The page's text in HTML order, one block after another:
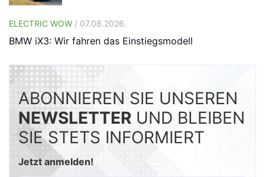
ELECTRIC WOW / 07.08.2026.
BMW iX3: Wir fahren das Einstiegsmodell
ABONNIEREN SIE UNSEREN
NEWSLETTER UND BLEIBEN
SIE STETS INFORMIERT
Jetzt anmelden!